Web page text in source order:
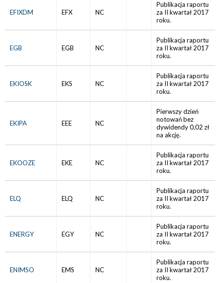
EFIXDM EFX NC
Publikacja raportu
za II kwartał 2017
roku.
EGB EGB NC
Publikacja raportu
za II kwartał 2017
roku.
EKIOSK EKS NC
Publikacja raportu
za II kwartał 2017
roku.
EKIPA EEE NC
Pierwszy dzień
notowań bez
dywidendy 0,02 zł
na akcję.
EKOOZE EKE NC
Publikacja raportu
za II kwartał 2017
roku.
ELQ ELQ NC
Publikacja raportu
za II kwartał 2017
roku.
ENERGY EGY NC
Publikacja raportu
za II kwartał 2017
roku.
ENIMSO EMS NC
Publikacja raportu
za II kwartał 2017
roku.